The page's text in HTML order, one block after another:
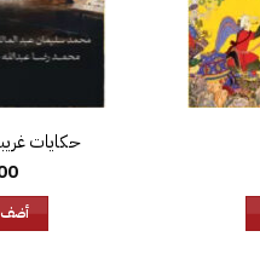
حكايات
أضف